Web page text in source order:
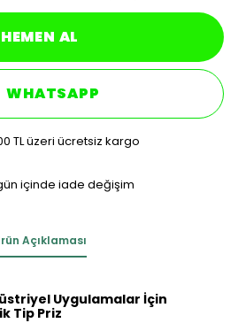
HEMEN AL
WHATSAPP
TL üzeri ücretsiz kargo
içinde iade değişim
Açıklaması
Uygulamalar İçin
Tip Priz